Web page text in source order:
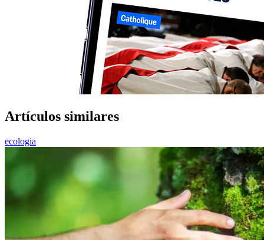
Artículos similares
ecologia